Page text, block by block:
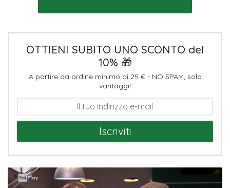
OTTIENI SUBITO UNO SCONTO del
10% 🎁
A partire da ordine minimo di 25 € - NO SPAM, solo
vantaggi!
Iscriviti